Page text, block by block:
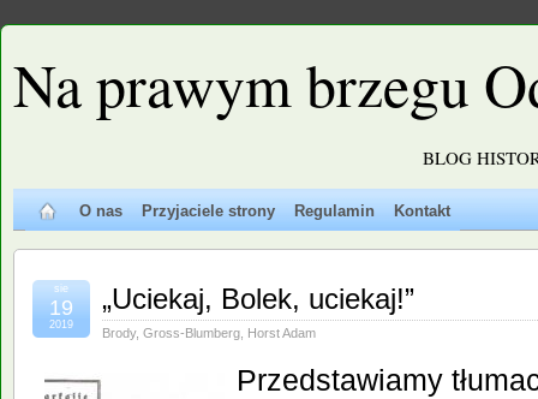
Na prawym brzegu
BLOG
O nas Przyjaciele strony Regulamin Kontakt
„Uciekaj, Bolek, uciekaj!”
Brody, Gross-Blumberg Horst Adam
sie
19
2019
Przedstawiamy